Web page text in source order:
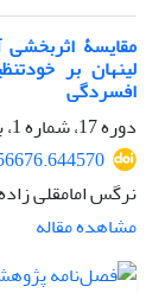
مقایسۀ
لینهان بر
افسردگی
دوره 17، شماره 1، بهار 1405، صفحه
نرگس امامقلی
مشاهده مقاله